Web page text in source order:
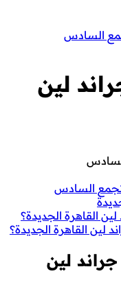
السادس
لين
السادس
القاهرة الجديدة؟
القاهرة الجديدة؟
لين